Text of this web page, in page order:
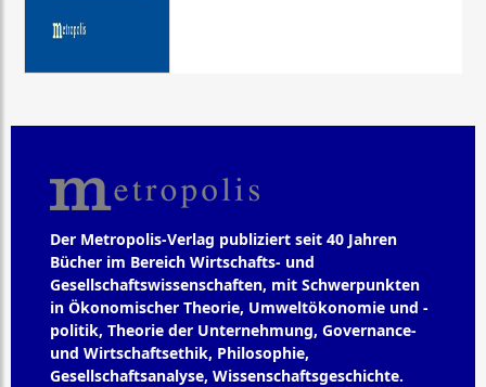
Der Metropolis-Verlag publiziert seit 40 Jahren
Bücher im Bereich Wirtschafts- und
Gesellschaftswissenschaften, mit Schwerpunkten
in Ökonomischer Theorie, Umweltökonomie und -
politik, Theorie der Unternehmung, Governance-
und Wirtschaftsethik, Philosophie,
Gesellschaftsanalyse, Wissenschaftsgeschichte.